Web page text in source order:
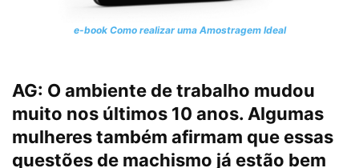
e-book Como realizar uma Amostragem Ideal
AG: O ambiente de trabalho mudou
muito nos últimos 10 anos. Algumas
mulheres também afirmam que essas
questões de machismo já estão bem